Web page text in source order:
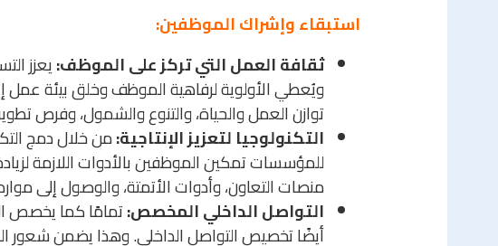
استبقاء وإشراك الموظفين:
ثقافة العمل التي تركز على الموظف:
ويُعطي الأولوية لرفاهية الموظف وخلق بيئة عمل
توازن العمل والحياة، والتنوع والشمول، وفرص
التكنولوجيا لتعزيز الإنتاجية:من خلال دمج
للمؤسسات تمكين الموظفين بالأدوات اللازمة
منصات التعاون، وأدوات الأتمتة، والوصول إلى
التواصل الداخلي المخصص:
أيضًا تخصيص التواصل الداخلي. وهذا يضمن شعور